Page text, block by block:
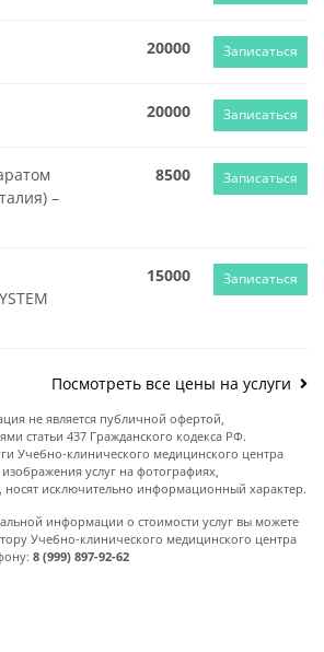
20000 Записаться
20000 Записаться
–
8500 Записаться
15000 Записаться
Посмотреть все цены на услуги
не является публичной офертой,
статьи 437 Гражданского кодекса РФ.
Учебно-клинического медицинского центра
услуг на фотографиях,
носят исключительно информационный характер.
информации о стоимости услуг вы можете
Учебно-клинического медицинского центра
8 (999) 897-92-62